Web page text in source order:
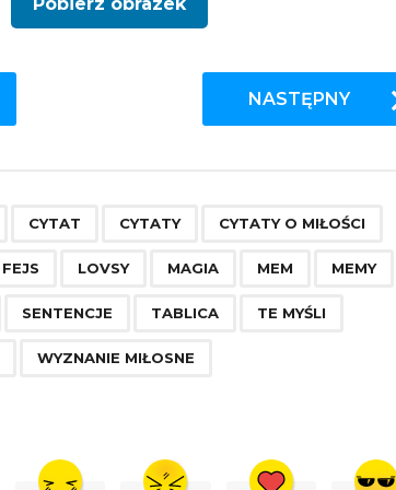
Pobierz obrazek
NASTĘPNY
CYTAT CYTATY CYTATY O MIŁOŚCI
FEJS LOVSY MAGIA MEM MEMY
SENTENCJE TABLICA TE MYŚLI
WYZNANIE MIŁOSNE